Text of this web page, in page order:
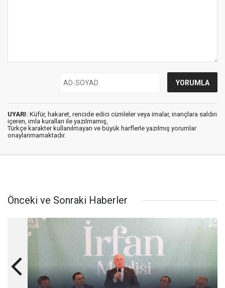
UYARI: Küfür, hakaret, rencide edici cümleler veya imalar, inançlara saldırı
içeren, imla kuralları ile yazılmamış,
Türkçe karakter kullanılmayan ve büyük harflerle yazılmış yorumlar
onaylanmamaktadır.
Önceki ve Sonraki Haberler